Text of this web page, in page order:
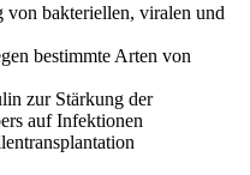
von bakteriellen, viralen und
bestimmte Arten von
zur Stärkung der
auf Infektionen